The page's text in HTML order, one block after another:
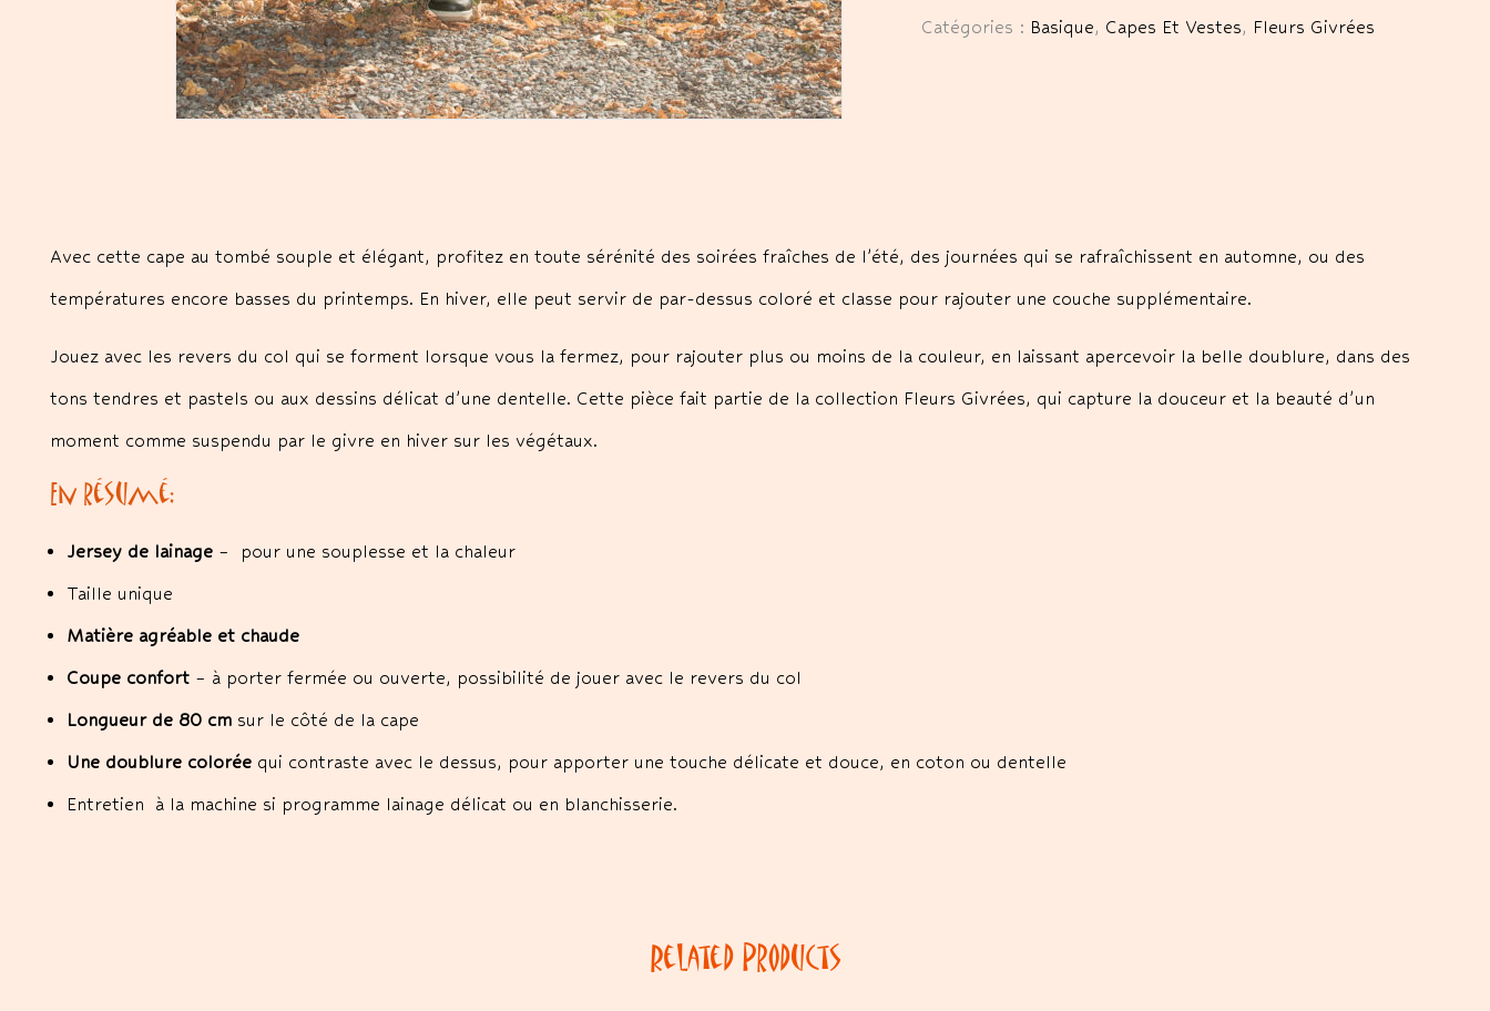
Catégories : Basique, Capes Et Vestes, Fleurs Givrées
Avec cette cape au tombé souple et élégant, profitez en toute sérénité des soirées fraîches de l’été, des journées qui se rafraîchissent en automne, ou des
températures encore basses du printemps. En hiver, elle peut servir de par-dessus coloré et classe pour rajouter une couche supplémentaire.
Jouez avec les revers du col qui se forment lorsque vous la fermez, pour rajouter plus ou moins de la couleur, en laissant apercevoir la belle doublure, dans des
tons tendres et pastels ou aux dessins délicat d’une dentelle. Cette pièce fait partie de la collection Fleurs Givrées, qui capture la douceur et la beauté d’un
moment comme suspendu par le givre en hiver sur les végétaux.
En résumé:
Jersey de lainage – pour une souplesse et la chaleur
Taille unique
Matière agréable et chaude
Coupe confort – à porter fermée ou ouverte, possibilité de jouer avec le revers du col
Longueur de 80 cm sur le côté de la cape
Une doublure colorée qui contraste avec le dessus, pour apporter une touche délicate et douce, en coton ou dentelle
Entretien à la machine si programme lainage délicat ou en blanchisserie.
Related Products